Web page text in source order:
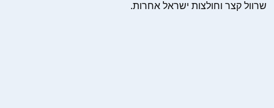
שרוול קצר וחולצות ישראל אחרות.